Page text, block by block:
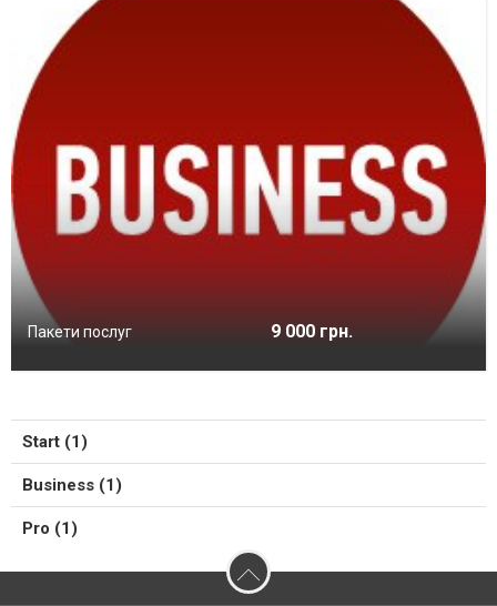
Пакети послуг 9 000 грн.
Start (1)
Business (1)
Pro (1)